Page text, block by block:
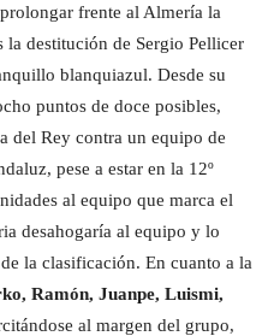
frente al Almería la
la destitución de Sergio Pellicer
blanquiazul. Desde su
puntos de doce posibles,
del Rey contra un equipo de
pese a estar en la 12º
al equipo que marca el
desahogaría al equipo y lo
la clasificación. En cuanto a la
Ramón, Juanpe, Luismi,
al margen del grupo,